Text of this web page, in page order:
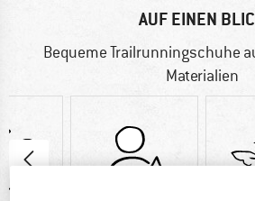
AUF EINEN
Bequeme Trailrunningschuhe
Materialien